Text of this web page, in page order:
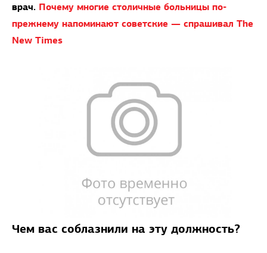
врач. Почему многие столичные больницы по-
прежнему напоминают советские — спрашивал The
New Times
Чем вас соблазнили на эту должность?